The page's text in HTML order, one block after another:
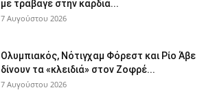
με τράβαγε στην καρδιά...
7 Αυγούστου 2026
Ολυμπιακός, Νότιγχαμ Φόρεστ και Ρίο Άβε
δίνουν τα «κλειδιά» στον Ζοφρέ...
7 Αυγούστου 2026